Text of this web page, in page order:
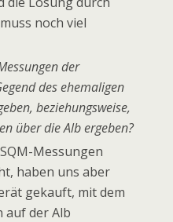
noch viel
der
des ehemaligen
beziehungsweise,
über die Alb ergeben?
Messungen
haben uns aber
gekauft, mit dem
auf der Alb